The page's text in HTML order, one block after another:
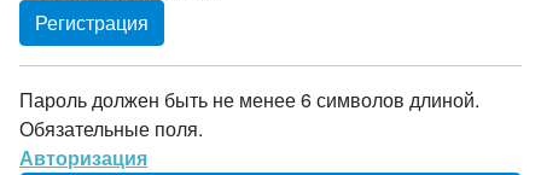
Пароль должен быть не менее 6 символов длиной.
Обязательные поля.
Авторизация